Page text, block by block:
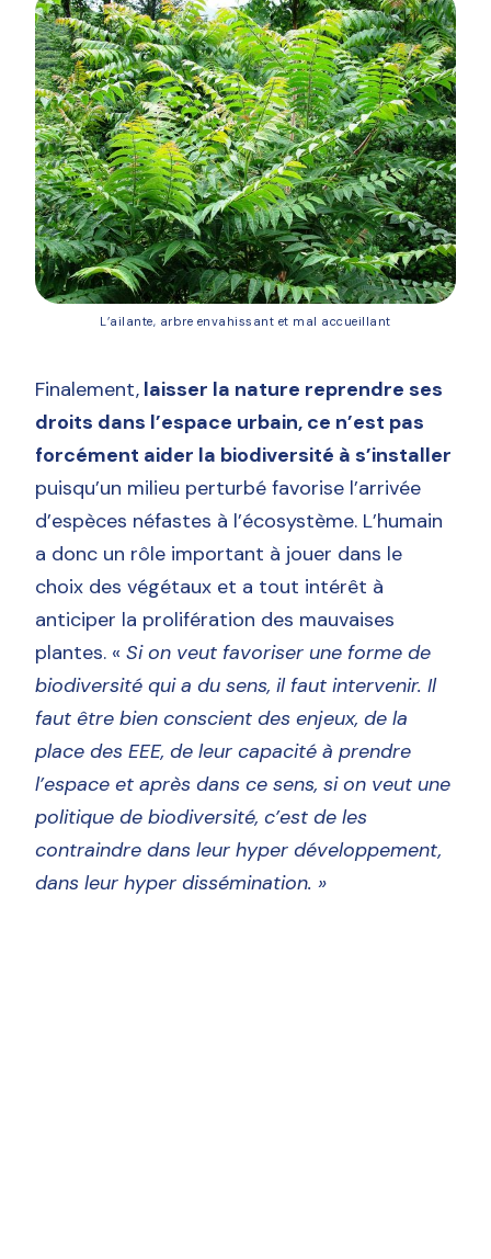
L’ailante, arbre envahissant et mal accueillant
Finalement, laisser la nature reprendre ses
droits dans l’espace urbain, ce n’est pas
forcément aider la biodiversité à s’installer
puisqu’un milieu perturbé favorise l’arrivée
d’espèces néfastes à l’écosystème. L’humain
a donc un rôle important à jouer dans le
choix des végétaux et a tout intérêt à
anticiper la prolifération des mauvaises
plantes. «Si on veut favoriser une forme de
biodiversité qui a du sens, il faut intervenir. Il
faut être bien conscient des enjeux, de la
place des EEE, de leur capacité à prendre
l’espace et après dans ce sens, si on veut une
politique de biodiversité, c’est de les
contraindre dans leur hyper développement,
dans leur hyper dissémination. »